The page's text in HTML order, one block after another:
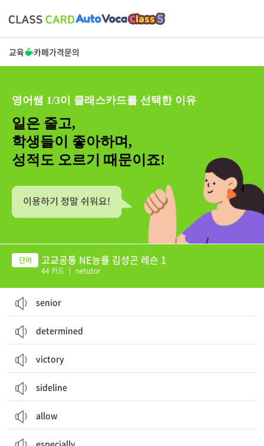
교육 카페가격문의
영어쌤 1/3이 클래스카드를 선택한 이유
일은 줄고,
학생들이 좋아하며,
성적도 오르기 때문이죠!
고교공통 NE능률 김성곤 레슨 1
44 카드 | netutor
senior
determined
victory
sideline
allow
especially